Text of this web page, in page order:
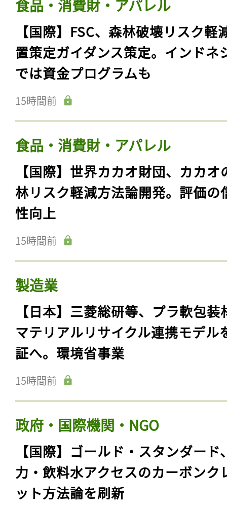
食品・消費財・アパレル
【国際】FSC、森林破壊リスク軽
置策定ガイダンス策定。インドネ
では資金プログラムも
15時間前
食品・消費財・アパレル
【国際】世界カカオ財団、カカオ
林リスク軽減方法論開発。評価の
性向上
15時間前
製造業
【日本】三菱総研等、プラ軟包装
マテリアルリサイクル連携モデル
証へ。環境省事業
15時間前
政府・国際機関・NGO
【国際】ゴールド・スタンダード
力・飲料水アクセスのカーボンク
ット方法論を刷新